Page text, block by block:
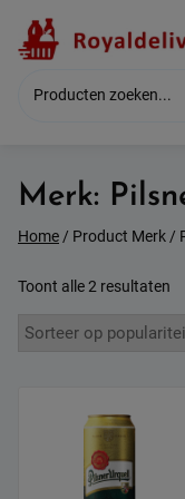
content
Merk:
Home/ Product Merk /
Toont alle 2 resultaten